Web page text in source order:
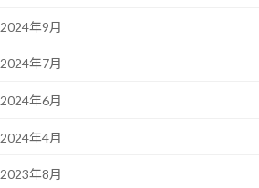
2024年9月
2024年7月
2024年6月
2024年4月
2023年8月